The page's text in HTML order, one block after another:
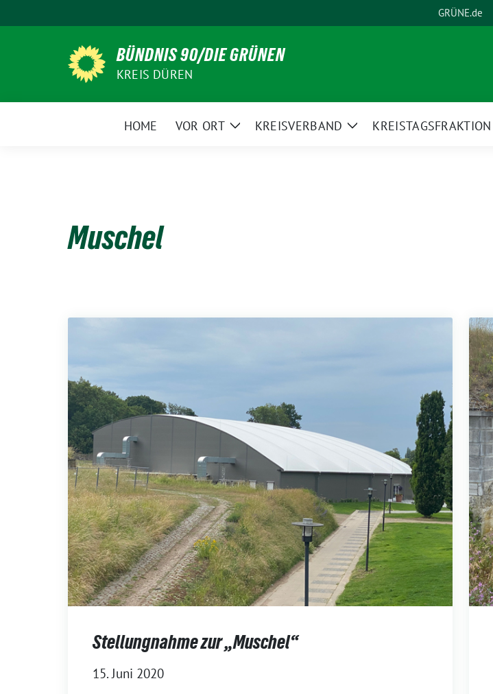
zum
GRÜNE.de
BÜNDNIS 90/DIE GRÜNEN
KREIS DÜREN
HOME VOR ORT
ZeigeKREISVERBAND
ZeigeKREISTAGSFRAKTION
Muschel
Stellungnahme zur „Muschel“
15. Juni 2020